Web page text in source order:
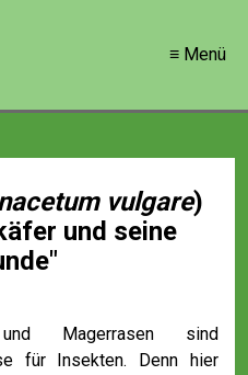
≡ Menü
vulgare)
und seine
Magerrasen sind
für Insekten. Denn hier